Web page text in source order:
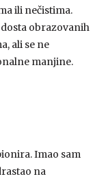
ili nečistima.
dosta obrazovanih
ali se ne
manjine.
Imao sam
na